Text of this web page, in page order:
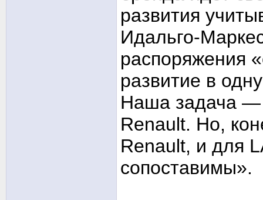
развития
Идальго-
распоряжения
развитие в
Наша задача —
Renault. Но,
Renault, и для
сопоставимы».